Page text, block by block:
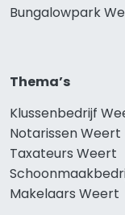
Bungalowpark
Thema’s
Klussenbedrijf
Notarissen Weert
Taxateurs Weert
Makelaars Weert